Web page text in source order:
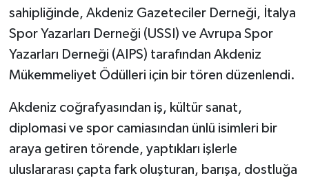
sahipliğinde, Akdeniz Gazeteciler Derneği, İtalya
Spor Yazarları Derneği (USSI) ve Avrupa Spor
Yazarları Derneği (AIPS) tarafından Akdeniz
Mükemmeliyet Ödülleri için bir tören düzenlendi.
Akdeniz coğrafyasından iş, kültür sanat,
diplomasi ve spor camiasından ünlü isimleri bir
araya getiren törende, yaptıkları işlerle
uluslararası çapta fark oluşturan, barışa, dostluğa